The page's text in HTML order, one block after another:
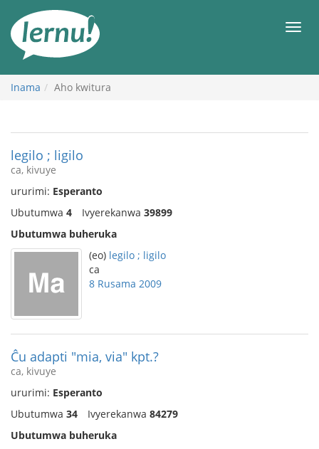
rupapuro
rw'ibirimwo
Inama Aho kwitura
legilo ; ligilo
ca, kivuye
ururimi: Esperanto
Ubutumwa 4 Ivyerekanwa 39899
Ubutumwa buheruka
(eo) legilo ; ligilo
ca
8 Rusama 2009
Ĉu adapti "mia, via" kpt.?
ca, kivuye
ururimi: Esperanto
Ubutumwa 34 Ivyerekanwa 84279
Ubutumwa buheruka